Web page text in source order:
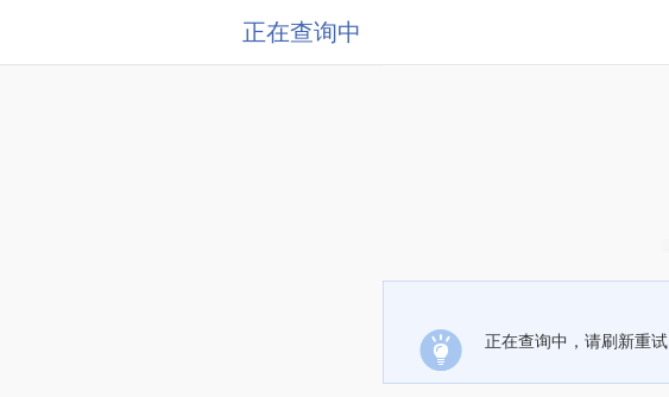
正在查询中
正在查询中，请刷新重试